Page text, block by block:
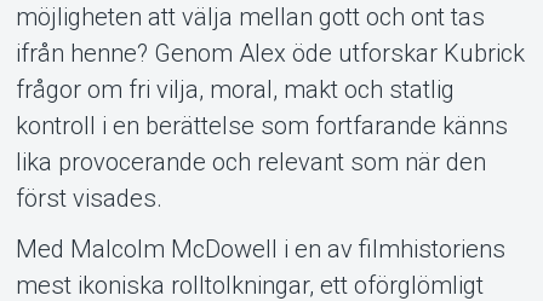
möjligheten att välja mellan gott och ont tas
ifrån henne? Genom Alex öde utforskar Kubrick
frågor om fri vilja, moral, makt och statlig
kontroll i en berättelse som fortfarande känns
lika provocerande och relevant som när den
först visades.
Med Malcolm McDowell i en av filmhistoriens
mest ikoniska rolltolkningar, ett oförglömligt